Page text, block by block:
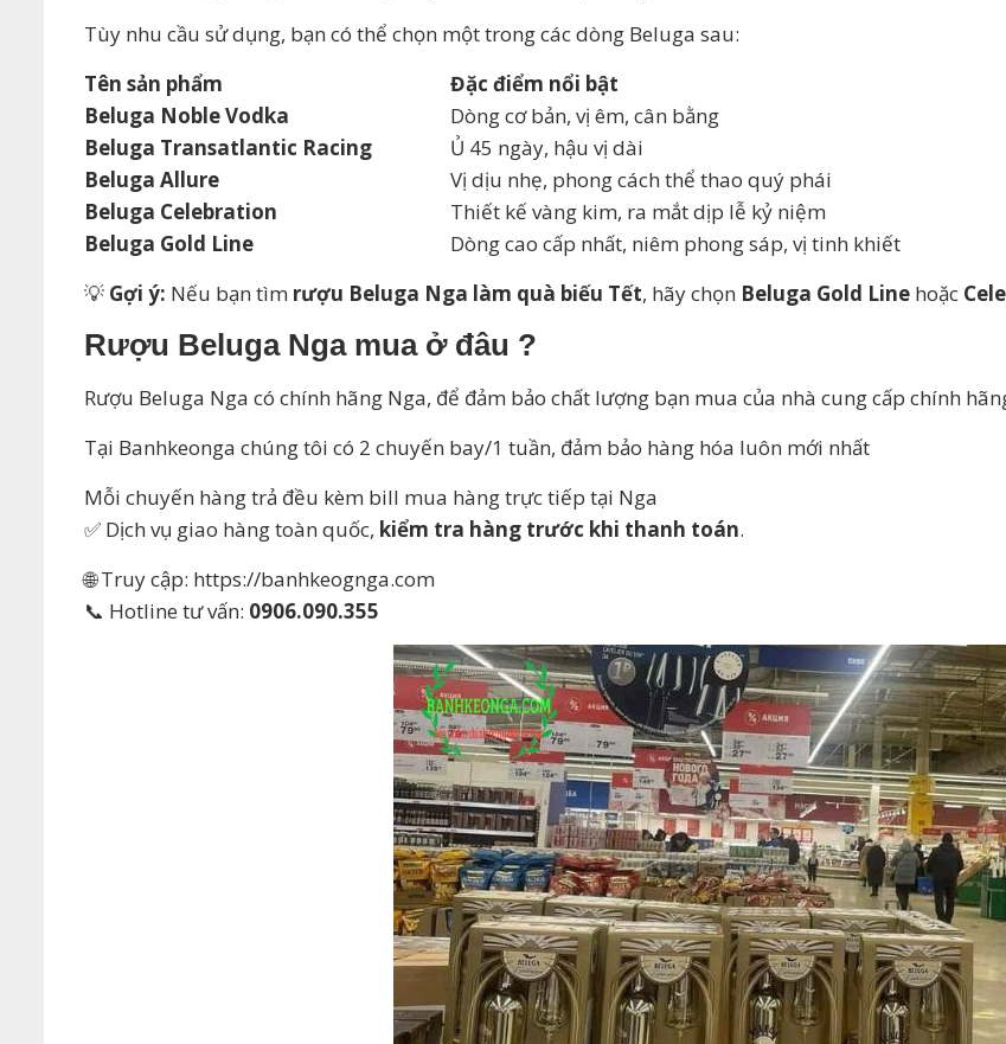
Tùy nhu cầu sử dụng, bạn có thể chọn một trong các dòng Beluga sau:
Tên sản phẩm
Đặc điểm nổi bật
Beluga Noble Vodka
Dòng cơ bản, vị êm, cân bằng
Beluga Transatlantic Racing
Ủ 45 ngày, hậu vị dài
Beluga Allure
Vị dịu nhẹ, phong cách thể thao quý phái
Beluga Celebration
Thiết kế vàng kim, ra mắt dịp lễ kỷ niệm
Beluga Gold Line
Dòng cao cấp nhất, niêm phong sáp, vị tinh khiết
💡 Gợi ý: Nếu bạn tìm rượu Beluga Nga làm quà biếu Tết, hãy chọn Beluga Gold Line hoặc
Rượu Beluga Nga mua ở đâu ?
Rượu Beluga Nga có chính hãng Nga, để đảm bảo chất lượng bạn mua của nhà cung cấp chính
Tại Banhkeonga chúng tôi có 2 chuyến bay/1 tuần, đảm bảo hàng hóa luôn mới nhất
Mỗi chuyến hàng trả đều kèm bill mua hàng trực tiếp tại Nga
✅ Dịch vụ giao hàng toàn quốc, kiểm tra hàng trước khi thanh toán.
🌐 Truy cập: https://banhkeognga.com
📞 Hotline tư vấn: 0906.090.355